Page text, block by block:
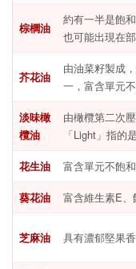
棕櫚油
約有一半是飽
也可能出現在
芥花油
由油菜籽製成
一，富含單元
淡味橄
欖油
由橄欖第二次
「Light」指的
花生油 富含單元不飽
葵花油 富含維生素E、
芝麻油 具有濃郁堅果香